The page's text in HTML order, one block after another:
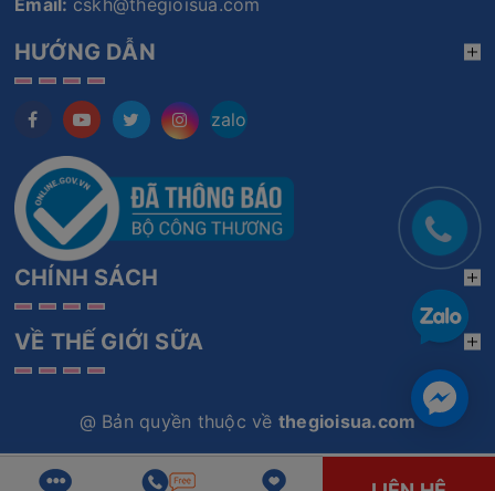
Email: cskh@thegioisua.com
HƯỚNG DẪN
zalo
CHÍNH SÁCH
VỀ THẾ GIỚI SỮA
@ Bản quyền thuộc về thegioisua.com